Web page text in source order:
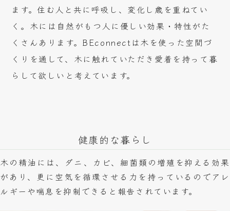
ます。住む人と共に呼吸し、変化し歳を重ねてい
く。木には自然がもつ人に優しい効果・特性がた
くさんあります。BEconnectは木を使った空間づ
くりを通して、木に触れていただき愛着を持って暮
らして欲しいと考えています。
健康的な暮らし
木の精油には、ダニ、カビ、細菌類の増殖を抑える効果
があり、更に空気を循環させる力を持っているのでアレ
ルギーや喘息を抑制できると報告されています。